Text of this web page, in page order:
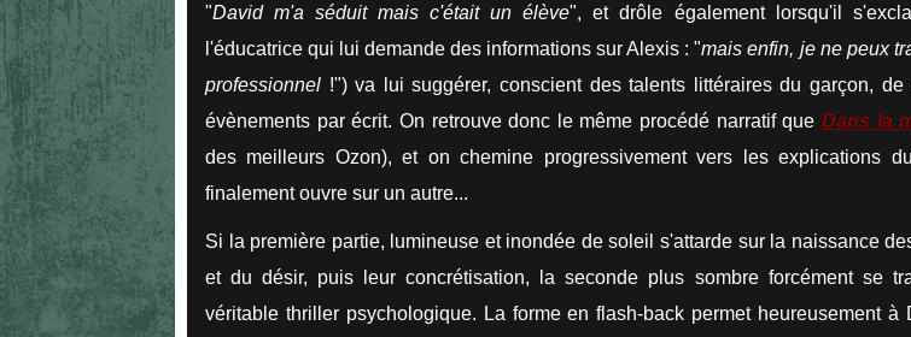
"David m'a séduit mais c'était un élève", et drôle également lorsqu'il
l'éducatrice qui lui demande des informations sur Alexis : "mais enfin, je ne peux
professionnel !") va lui suggérer, conscient des talents littéraires du garçon, de
évènements par écrit. On retrouve donc le même procédé narratif que Dans la
des meilleurs Ozon), et on chemine progressivement vers les explications
finalement ouvre sur un autre...
Si la première partie, lumineuse et inondée de soleil s'attarde sur la naissance
et du désir, puis leur concrétisation, la seconde plus sombre forcément se
véritable thriller psychologique. La forme en flash-back permet heureusement à